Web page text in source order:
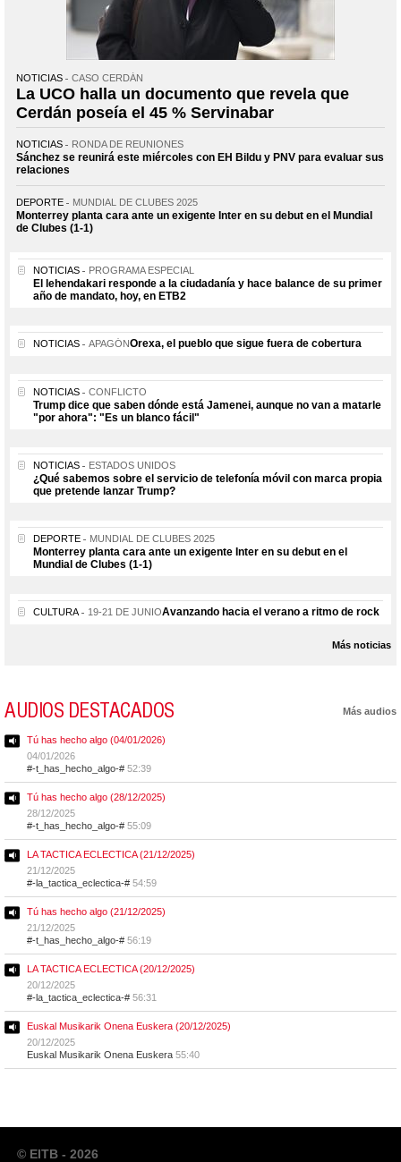
NOTICIAS CASO CERDÁN
La UCO halla un documento que revela que
Cerdán poseía el 45 % Servinabar
NOTICIAS RONDA DE REUNIONES
Sánchez se reunirá este miércoles con EH Bildu y PNV para evaluar sus
relaciones
DEPORTE MUNDIAL DE CLUBES 2025
Monterrey planta cara ante un exigente Inter en su debut en el Mundial
de Clubes (1-1)
NOTICIAS PROGRAMA ESPECIAL
El lehendakari responde a la ciudadanía y hace balance de su primer
año de mandato, hoy, en ETB2
NOTICIAS APAGÓNOrexa, el pueblo que sigue fuera de cobertura
NOTICIAS CONFLICTO
Trump dice que saben dónde está Jamenei, aunque no van a matarle
"por ahora": "Es un blanco fácil"
NOTICIAS ESTADOS UNIDOS
¿Qué sabemos sobre el servicio de telefonía móvil con marca propia
que pretende lanzar Trump?
DEPORTE MUNDIAL DE CLUBES 2025
Monterrey planta cara ante un exigente Inter en su debut en el
Mundial de Clubes (1-1)
CULTURA 19-21 DE JUNIOAvanzando hacia el verano a ritmo de rock
Más noticias
AUDIOS DESTACADOS Más audios
Tú has hecho algo (04/01/2026)
04/01/2026
#-t_has_hecho_algo-# 52:39
Tú has hecho algo (28/12/2025)
28/12/2025
#-t_has_hecho_algo-# 55:09
LA TACTICA ECLECTICA (21/12/2025)
21/12/2025
#-la_tactica_eclectica-# 54:59
Tú has hecho algo (21/12/2025)
21/12/2025
#-t_has_hecho_algo-# 56:19
LA TACTICA ECLECTICA (20/12/2025)
20/12/2025
#-la_tactica_eclectica-# 56:31
Euskal Musikarik Onena Euskera (20/12/2025)
20/12/2025
Euskal Musikarik Onena Euskera 55:40
© EITB - 2026